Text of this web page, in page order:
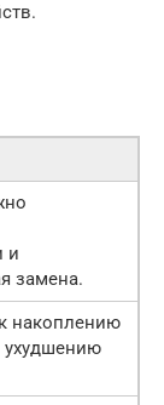
и
замена.
накоплению
ухудшению